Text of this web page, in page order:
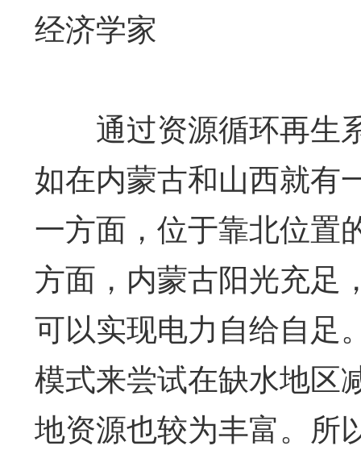
经济学家
通过资源循环再生
如在内蒙古和山西就有
一方面，位于靠北位置
方面，内蒙古阳光充足
可以实现电力自给自足
模式来尝试在缺水地区
地资源也较为丰富。所